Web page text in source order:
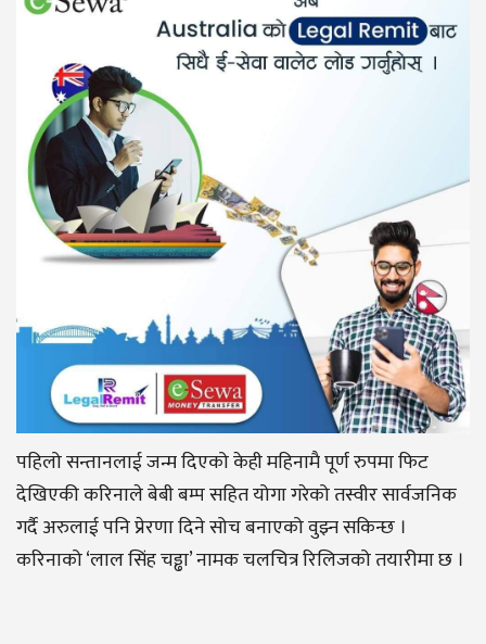
पहिलो सन्तानलाई जन्म दिएको केही महिनामै पूर्ण रुपमा फिट
देखिएकी करिनाले बेबी बम्प सहित योगा गरेको तस्वीर सार्वजनिक
गर्दै अरुलाई पनि प्रेरणा दिने सोच बनाएको वुझ्न सकिन्छ ।
करिनाको ‘लाल सिंह चड्ढा’ नामक चलचित्र रिलिजको तयारीमा छ ।